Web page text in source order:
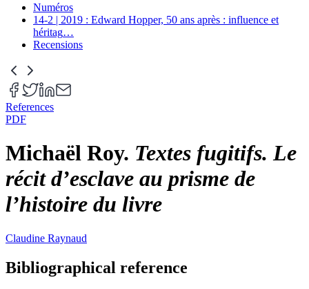
Numéros
14-2 | 2019 : Edward Hopper, 50 ans après : influence et
héritag…
Recensions
References
PDF
Michaël Roy. Textes fugitifs. Le
récit d’esclave au prisme de
l’histoire du livre
Claudine Raynaud
Bibliographical reference